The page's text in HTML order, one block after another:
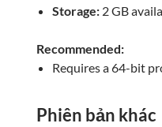
Storage: 2 GB
Recommended:
Requires a 64-bit
Phiên bản khác